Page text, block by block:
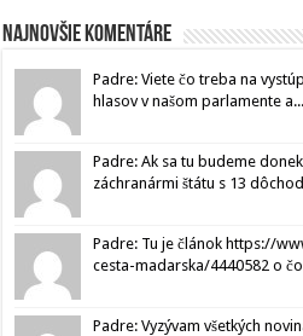
Najnovšie komentáre
Padre: Viete čo treba na
hlasov v našom parlamente a...
Padre: Ak sa tu budeme
záchranármi štátu s 13
Padre: Tu je článok https://
cesta-madarska/4440582 o
Padre: Vyzývam všetkých